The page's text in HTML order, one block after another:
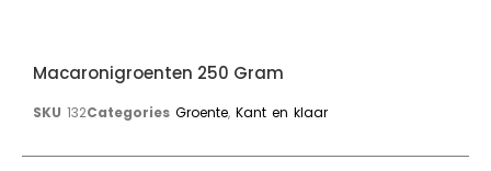
Macaronigroenten 250 Gram
SKU 132Categories Groente, Kant en klaar